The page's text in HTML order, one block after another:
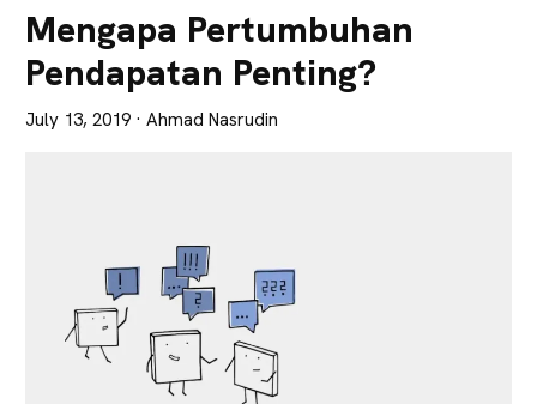
Tajam
Mengapa Pertumbuhan
Pendapatan Penting?
July 13, 2019 · Ahmad Nasrudin